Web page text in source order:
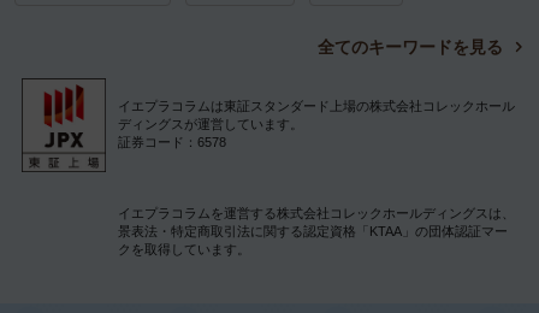
全てのキーワードを見る
イエプラコラムは東証スタンダード上場の株式会社コレックホール
ディングスが運営しています。
証券コード：6578
イエプラコラムを運営する株式会社コレックホールディングスは、
景表法・特定商取引法に関する認定資格「KTAA」の団体認証マー
クを取得しています。